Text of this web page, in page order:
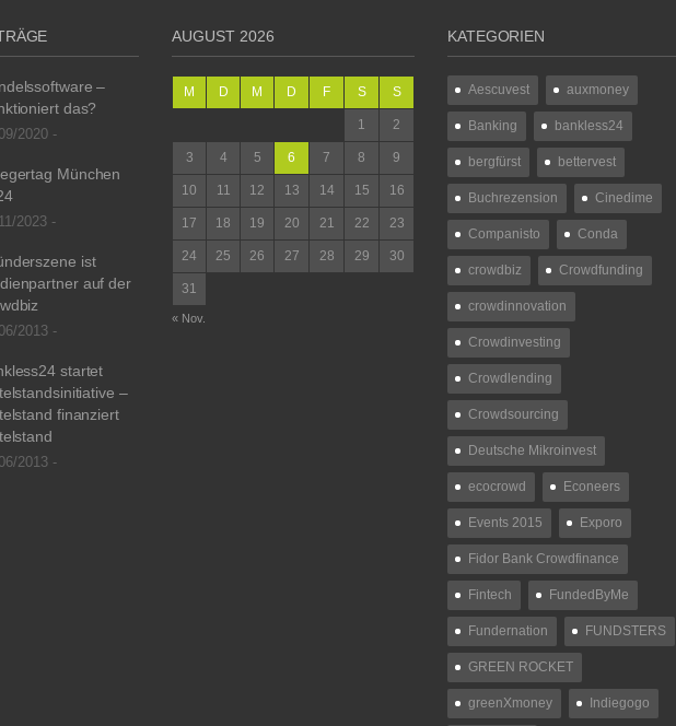
–
das?
2020 -
München
2023 -
ist
auf der
2013 -
startet
–
finanziert
2013 -
AUGUST 2026
M D M D F S S
1 2
3 4 5 6 7 8 9
10 11 12 13 14 15 16
17 18 19 20 21 22 23
24 25 26 27 28 29 30
31
« Nov.
KATEGORIEN
Aescuvest auxmoney
Banking bankless24
bergfürst bettervest
Buchrezension Cinedime
Companisto Conda
crowdbiz Crowdfunding
crowdinnovation
Crowdinvesting
Crowdlending
Crowdsourcing
Deutsche Mikroinvest
ecocrowd Econeers
Events 2015 Exporo
Fidor Bank Crowdfinance
Fintech FundedByMe
Fundernation FUNDSTERS
GREEN ROCKET
greenXmoney Indiegogo